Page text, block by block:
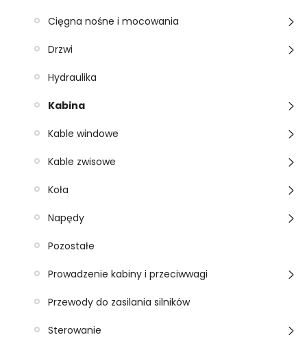
Cięgna nośne i mocowania
Drzwi
Hydraulika
Kabina
Kable windowe
Kable zwisowe
Koła
Napędy
Pozostałe
Prowadzenie kabiny i przeciwwagi
Przewody do zasilania silników
Sterowanie